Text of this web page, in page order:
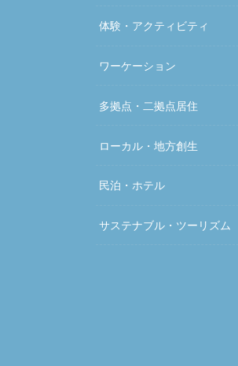
体験・アクティビティ
ワーケーション
多拠点・二拠点居住
ローカル・地方創生
民泊・ホテル
サステナブル・ツーリズム